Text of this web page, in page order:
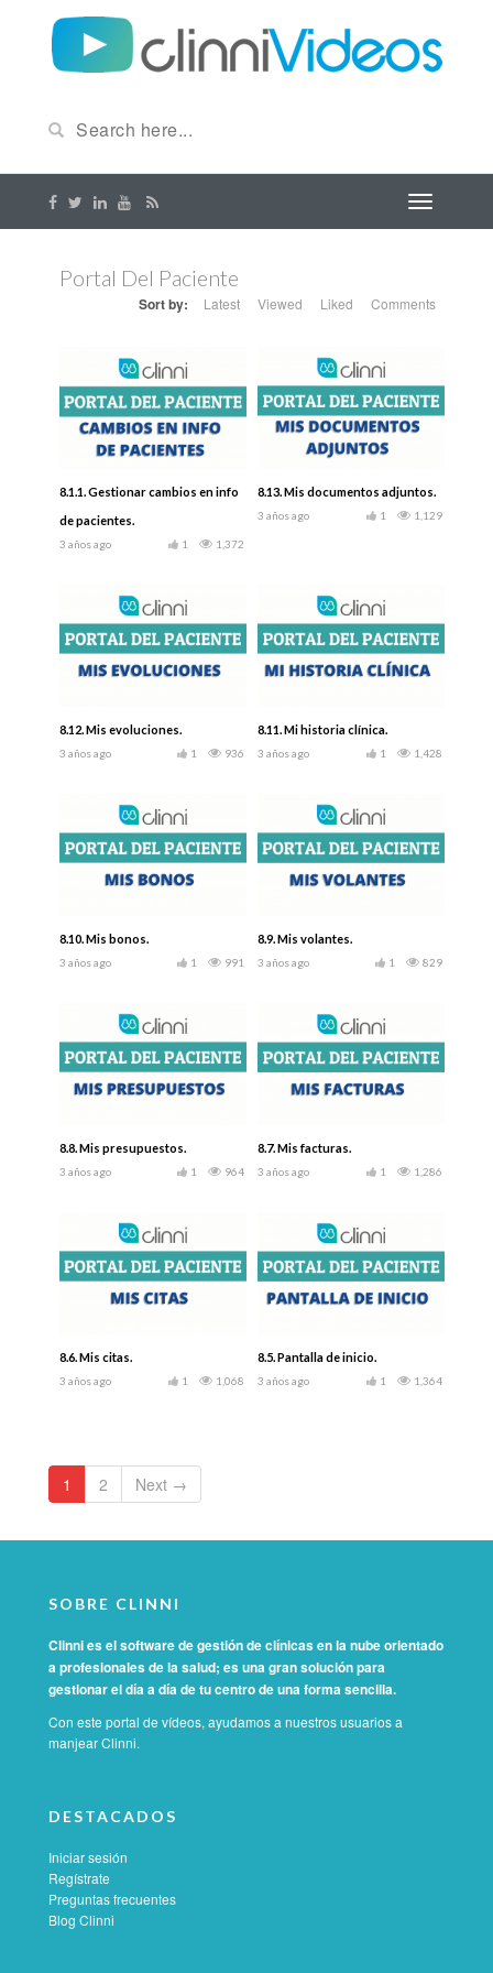
Portal Del Paciente
Sort by: Latest Viewed Liked Comments
8.1.1. Gestionar cambios en info
de pacientes.
3 años ago 1,372
1
8.13. Mis documentos adjuntos.
3 años ago 1,129
1
8.12. Mis evoluciones.
3 años ago 936
1
8.11. Mi historia clínica.
3 años ago 1,428
1
8.10. Mis bonos.
3 años ago 991
1
8.9. Mis volantes.
3 años ago 829
1
8.8. Mis presupuestos.
3 años ago 964
1
8.7. Mis facturas.
3 años ago 1,286
1
8.6. Mis citas.
3 años ago 1,068
1
8.5. Pantalla de inicio.
3 años ago 1,364
1
1 2 Next →
SOBRE CLINNI
Clinni es el software de gestión de clínicas en la nube orientado
a profesionales de la salud; es una gran solución para
gestionar el día a día de tu centro de una forma sencilla.
Con este portal de vídeos, ayudamos a nuestros usuarios a
manjear Clinni.
DESTACADOS
Iniciar sesión
Regístrate
Preguntas frecuentes
Blog Clinni